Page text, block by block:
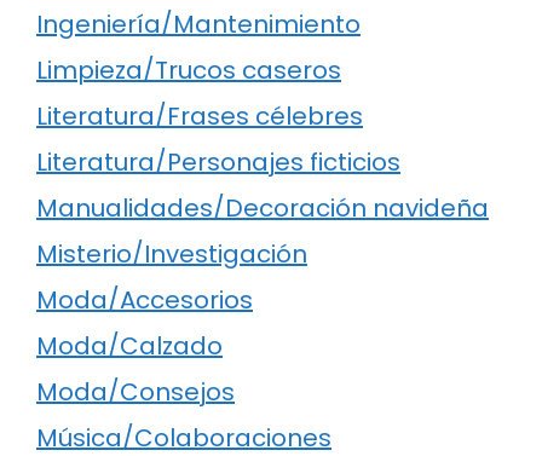
Ingeniería/Mantenimiento
Limpieza/Trucos caseros
Literatura/Frases célebres
Literatura/Personajes ficticios
Manualidades/Decoración navideña
Misterio/Investigación
Moda/Accesorios
Moda/Calzado
Moda/Consejos
Música/Colaboraciones